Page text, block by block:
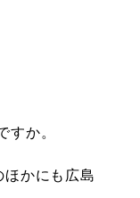
か。
かにも広島